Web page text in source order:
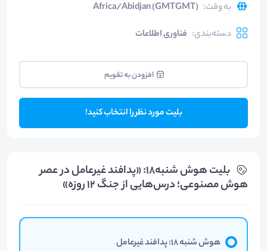
به وقت:
Africa/Abidjan (GMTGMT)
دسته‌بندی: فناوری اطلاعات
افزودن به تقویم
بلیت مورد نظر را انتخاب کنید!
بلیت‌ هوش شنبه18: «پدافند غیرعامل در عصر
هوش مصنوعی؛ درس‌هایی از جنگ ۱۲ روزه»
هوش شنبه 18: پدافند غیرعامل